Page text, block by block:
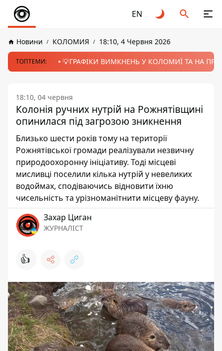
EN
Новини КОЛОМИЯ 18:10, 4 Червня 2026
ТОПТЕМИ: 💡ГРАФІКИ ВИМКНЕНЬ У КОЛОМИЇ ТА НА
18:10, 04 червня
Колонія ручних нутрій на Рожнятівщині
опинилася під загрозою зникнення
Близько шести років тому на території
Рожнятівської громади реалізували незвичну
природоохоронну ініціативу. Тоді місцеві
мисливці поселили кілька нутрій у невеликих
водоймах, сподіваючись відновити їхню
чисельність та урізноманітнити місцеву фауну.
Захар Циган
ЖУРНАЛІСТ
👍